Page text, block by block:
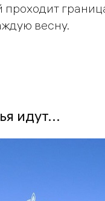
проходит
весну.
идут...